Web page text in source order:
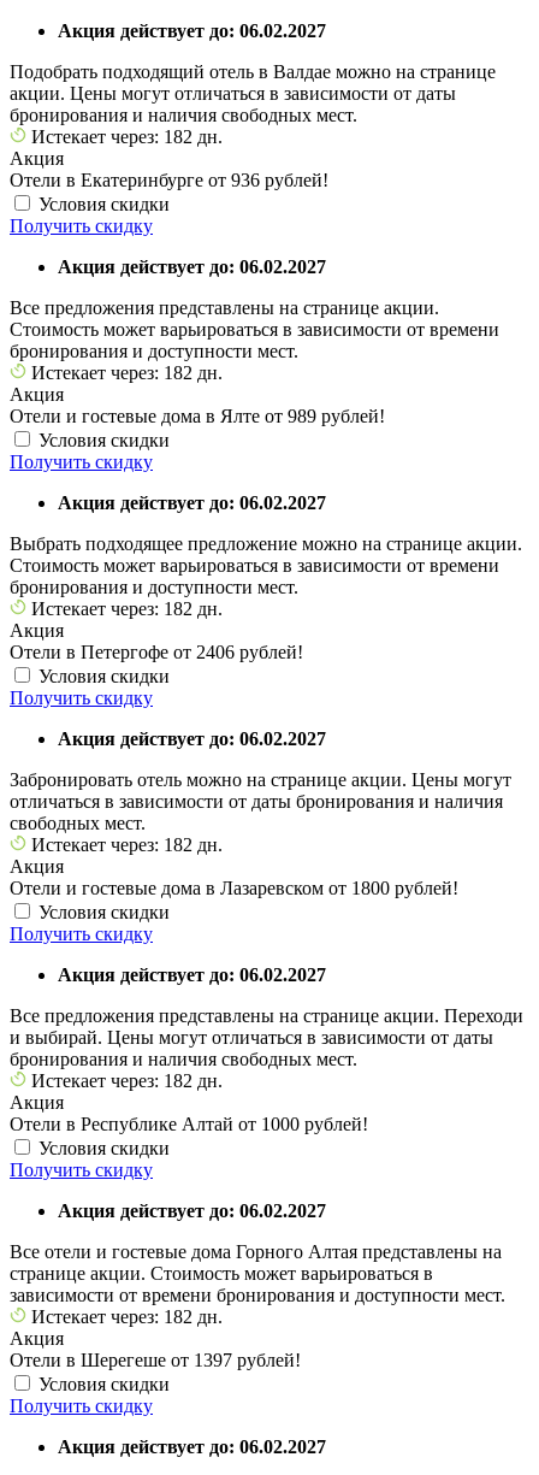
Акция действует до: 06.02.2027
Подобрать подходящий отель в Валдае можно на странице
акции. Цены могут отличаться в зависимости от даты
бронирования и наличия свободных мест.
Истекает через: 182 дн.
Акция
Отели в Екатеринбурге от 936 рублей!
Условия скидки
Получить скидку
Акция действует до: 06.02.2027
Все предложения представлены на странице акции.
Стоимость может варьироваться в зависимости от времени
бронирования и доступности мест.
Истекает через: 182 дн.
Акция
Отели и гостевые дома в Ялте от 989 рублей!
Условия скидки
Получить скидку
Акция действует до: 06.02.2027
Выбрать подходящее предложение можно на странице акции.
Стоимость может варьироваться в зависимости от времени
бронирования и доступности мест.
Истекает через: 182 дн.
Акция
Отели в Петергофе от 2406 рублей!
Условия скидки
Получить скидку
Акция действует до: 06.02.2027
Забронировать отель можно на странице акции. Цены могут
отличаться в зависимости от даты бронирования и наличия
свободных мест.
Истекает через: 182 дн.
Акция
Отели и гостевые дома в Лазаревском от 1800 рублей!
Условия скидки
Получить скидку
Акция действует до: 06.02.2027
Все предложения представлены на странице акции. Переходи
и выбирай. Цены могут отличаться в зависимости от даты
бронирования и наличия свободных мест.
Истекает через: 182 дн.
Акция
Отели в Республике Алтай от 1000 рублей!
Условия скидки
Получить скидку
Акция действует до: 06.02.2027
Все отели и гостевые дома Горного Алтая представлены на
странице акции. Стоимость может варьироваться в
зависимости от времени бронирования и доступности мест.
Истекает через: 182 дн.
Акция
Отели в Шерегеше от 1397 рублей!
Условия скидки
Получить скидку
Акция действует до: 06.02.2027